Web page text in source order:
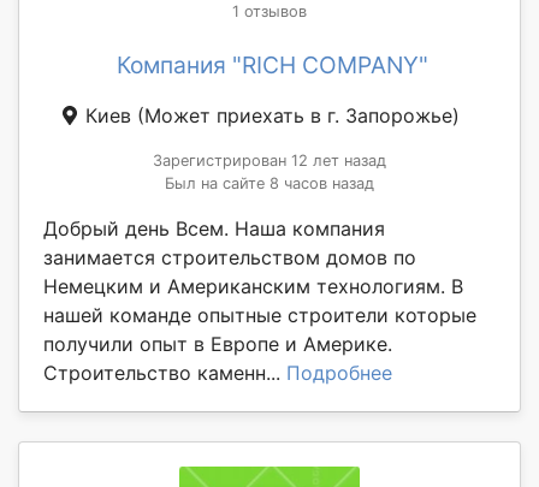
1 отзывов
Компания "RICH COMPANY"
Киев (Может приехать в г. Запорожье)
Зарегистрирован 12 лет назад
Был на сайте 8 часов назад
Добрый день Всем. Наша компания
занимается строительством домов по
Немецким и Американским технологиям. В
нашей команде опытные строители которые
получили опыт в Европе и Америке.
Строительство каменн... Подробнее